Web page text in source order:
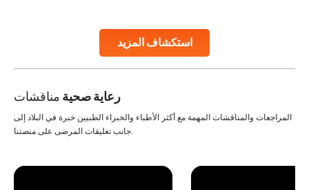
استكشاف المزيد
collected, they process the
رعاية صحية مناقشات
المراجعات والمناقشات المهمة مع أكثر الأطباء والخبراء الطبيين خبرة في البلاد إلى
جانب تعليقات المرضى على منصتنا.